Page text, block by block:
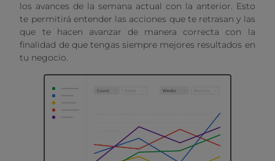
los avances de la semana actual con la anterior. Esto
te permitirá entender las acciones que te retrasan y las
que te hacen avanzar de manera correcta con la
finalidad de que tengas siempre mejores resultados en
tu negocio.